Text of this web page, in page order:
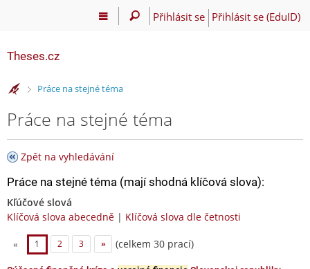
Přihlásit se Přihlásit se (EduID)
Theses.cz
>Práce na stejné téma
Práce na stejné téma
Zpět na vyhledávání
Práce na stejné téma (mají shodná klíčová slova):
Kľúčové slová
Klíčová slova abecedně | Klíčová slova dle četnosti
« 1 2 3 » (celkem 30 prací)